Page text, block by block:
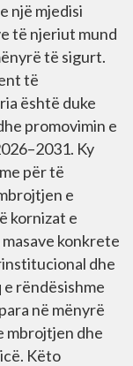
një mjedisi
të njeriut mund
të sigurt.
të
është duke
promovimin e
Ky
për të
e
kornizat e
konkrete
dhe
e rëndësishme
në mënyrë
mbrojtjen dhe
Këto